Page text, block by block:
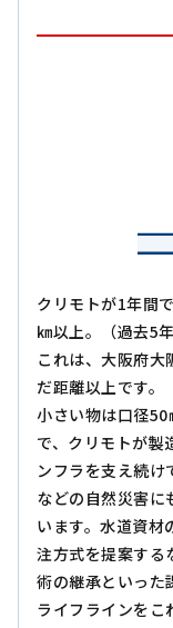
クリモトが1年間
㎞以上。（過去5
これは、大阪府
だ距離以上です。
小さい物は口径
で、クリモトが製
ンフラを支え続
などの自然災害に
います。水道資材
注方式を提案する
術の継承といった
ライフラインをこ